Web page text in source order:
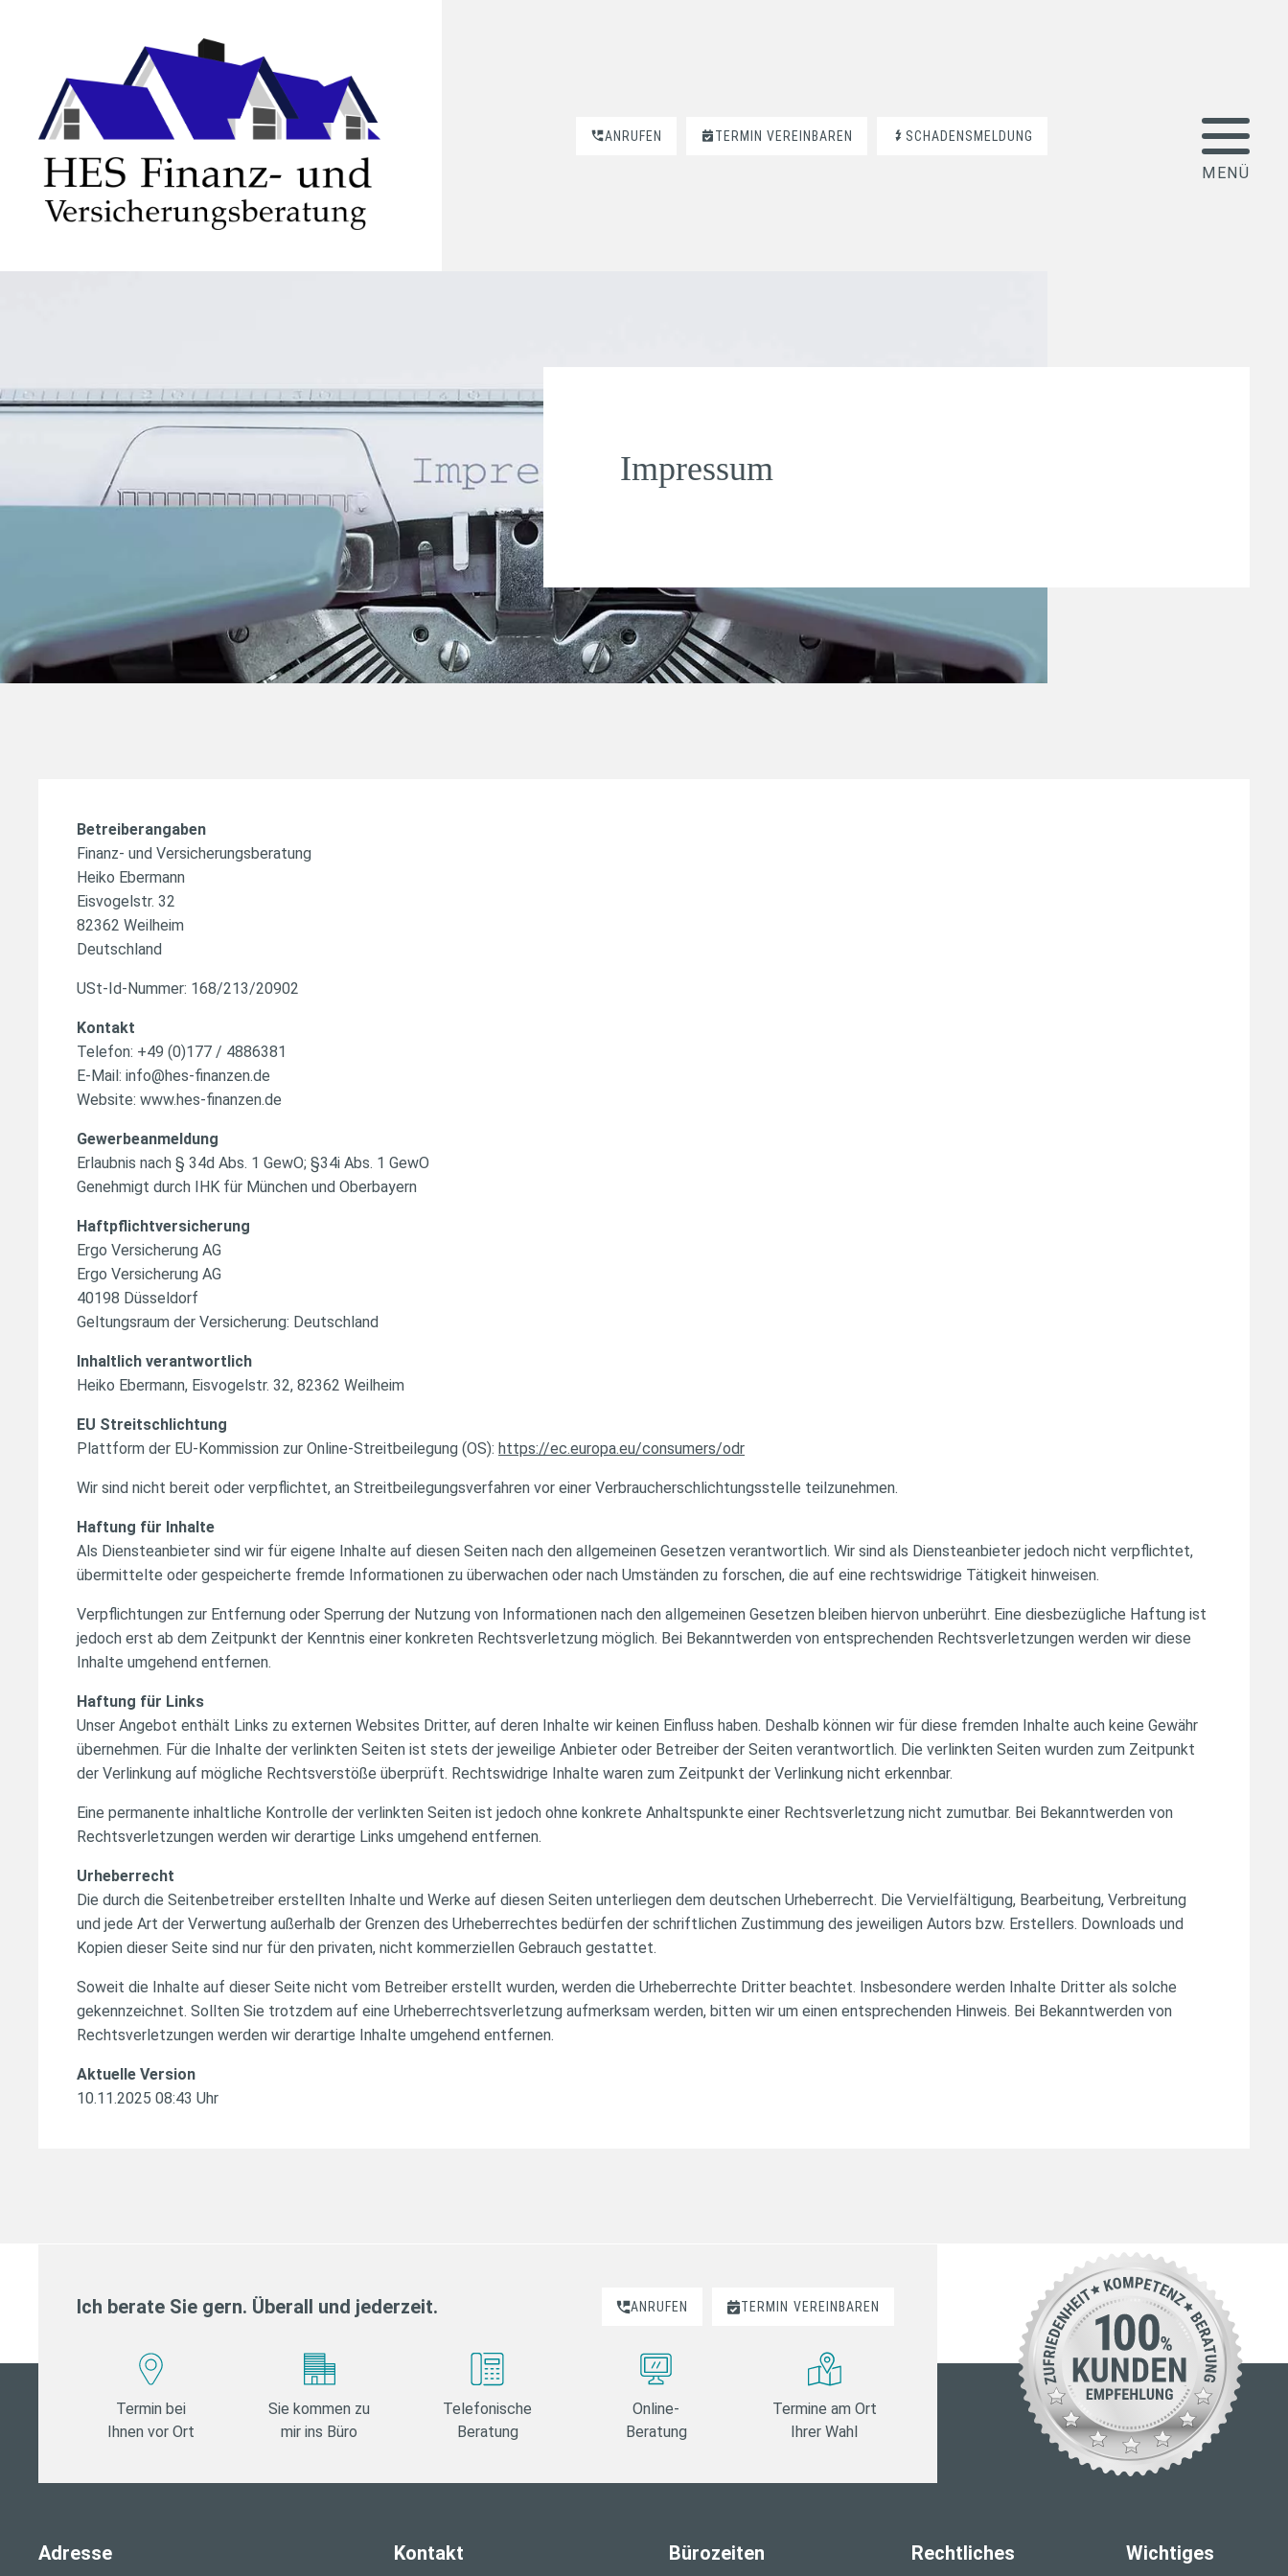
ANRUFEN TERMIN VEREINBAREN SCHADENSMELDUNG
Impressum
Betreiberangaben
Finanz- und Versicherungsberatung
Heiko Ebermann
Eisvogelstr. 32
82362 Weilheim
Deutschland
USt-Id-Nummer: 168/213/20902
Kontakt
Telefon: +49 (0)177 / 4886381
E-Mail: info@hes-finanzen.de
Website: www.hes-finanzen.de
Gewerbeanmeldung
Erlaubnis nach § 34d Abs. 1 GewO; §34i Abs. 1 GewO
Genehmigt durch IHK für München und Oberbayern
Haftpflichtversicherung
Ergo Versicherung AG
Ergo Versicherung AG
40198 Düsseldorf
Geltungsraum der Versicherung: Deutschland
Inhaltlich verantwortlich
Heiko Ebermann, Eisvogelstr. 32, 82362 Weilheim
EU Streitschlichtung
Plattform der EU-Kommission zur Online-Streitbeilegung (OS): https://ec.europa.eu/consumers/odr
Wir sind nicht bereit oder verpflichtet, an Streitbeilegungsverfahren vor einer Verbraucherschlichtungsstelle teilzunehmen.
Haftung für Inhalte
Als Diensteanbieter sind wir für eigene Inhalte auf diesen Seiten nach den allgemeinen Gesetzen verantwortlich. Wir sind als Diensteanbieter jedoch nicht verpflichtet,
übermittelte oder gespeicherte fremde Informationen zu überwachen oder nach Umständen zu forschen, die auf eine rechtswidrige Tätigkeit hinweisen.
Verpflichtungen zur Entfernung oder Sperrung der Nutzung von Informationen nach den allgemeinen Gesetzen bleiben hiervon unberührt. Eine diesbezügliche Haftung ist
jedoch erst ab dem Zeitpunkt der Kenntnis einer konkreten Rechtsverletzung möglich. Bei Bekanntwerden von entsprechenden Rechtsverletzungen werden wir diese
Inhalte umgehend entfernen.
Haftung für Links
Unser Angebot enthält Links zu externen Websites Dritter, auf deren Inhalte wir keinen Einfluss haben. Deshalb können wir für diese fremden Inhalte auch keine Gewähr
übernehmen. Für die Inhalte der verlinkten Seiten ist stets der jeweilige Anbieter oder Betreiber der Seiten verantwortlich. Die verlinkten Seiten wurden zum Zeitpunkt
der Verlinkung auf mögliche Rechtsverstöße überprüft. Rechtswidrige Inhalte waren zum Zeitpunkt der Verlinkung nicht erkennbar.
Eine permanente inhaltliche Kontrolle der verlinkten Seiten ist jedoch ohne konkrete Anhaltspunkte einer Rechtsverletzung nicht zumutbar. Bei Bekanntwerden von
Rechtsverletzungen werden wir derartige Links umgehend entfernen.
Urheberrecht
Die durch die Seitenbetreiber erstellten Inhalte und Werke auf diesen Seiten unterliegen dem deutschen Urheberrecht. Die Vervielfältigung, Bearbeitung, Verbreitung
und jede Art der Verwertung außerhalb der Grenzen des Urheberrechtes bedürfen der schriftlichen Zustimmung des jeweiligen Autors bzw. Erstellers. Downloads und
Kopien dieser Seite sind nur für den privaten, nicht kommerziellen Gebrauch gestattet.
Soweit die Inhalte auf dieser Seite nicht vom Betreiber erstellt wurden, werden die Urheberrechte Dritter beachtet. Insbesondere werden Inhalte Dritter als solche
gekennzeichnet. Sollten Sie trotzdem auf eine Urheberrechtsverletzung aufmerksam werden, bitten wir um einen entsprechenden Hinweis. Bei Bekanntwerden von
Rechtsverletzungen werden wir derartige Inhalte umgehend entfernen.
Aktuelle Version
10.11.2025 08:43 Uhr
Ich berate Sie gern. Überall und jederzeit. ANRUFEN TERMIN VEREINBAREN
Termin bei
Ihnen vor Ort
Sie kommen zu
mir ins Büro
Telefonische
Beratung
Online-
Beratung
Termine am Ort
Ihrer Wahl
Adresse Kontakt Bürozeiten Rechtliches Wichtiges